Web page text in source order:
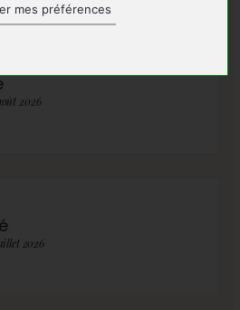
mes préférences
Magazine - 15 août 2026
Magazine - 29 juillet 2026